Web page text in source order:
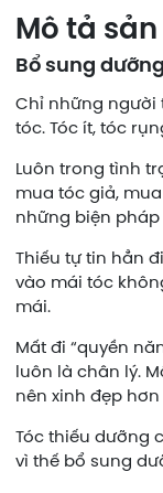
Mô tả
Bổ sung
Chỉ những người
tóc. Tóc ít, tóc
Luôn trong tình
mua tóc giả,
những biện pháp
Thiếu tự tin hẳn
vào mái tóc
mái.
Mất đi “quyền
luôn là chân lý.
nên xinh đẹp
Tóc thiếu dưỡng
vì thế bổ sung